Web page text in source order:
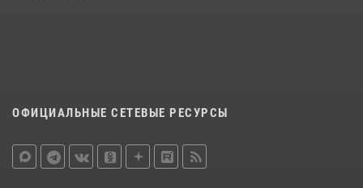
ОФИЦИАЛЬНЫЕ СЕТЕВЫЕ РЕСУРСЫ